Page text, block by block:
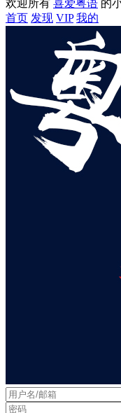
欢迎所有 喜爱粤语 的
首页 发现 VIP 我的